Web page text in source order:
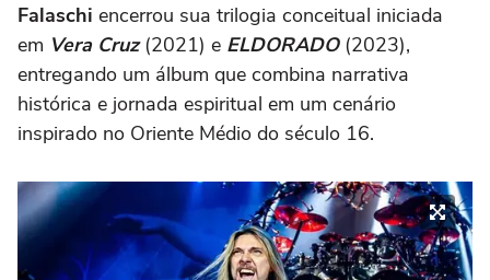
Falaschi encerrou sua trilogia conceitual iniciada
em Vera Cruz(2021) e ELDORADO(2023),
entregando um álbum que combina narrativa
histórica e jornada espiritual em um cenário
inspirado no Oriente Médio do século 16.